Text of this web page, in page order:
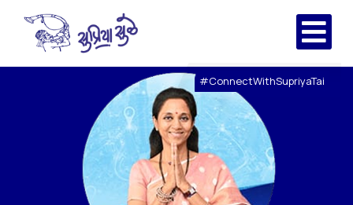
#ConnectWithSupriyaTai